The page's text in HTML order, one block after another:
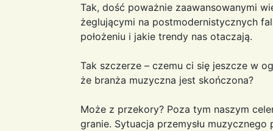
Tak, dość poważnie zaawansowanymi
żeglującymi na postmodernistycznych
położeniu i jakie trendy nas otaczają.
Tak szczerze – czemu ci się jeszcze w
że branża muzyczna jest skończona?
Może z przekory? Poza tym naszym
granie. Sytuacja przemysłu